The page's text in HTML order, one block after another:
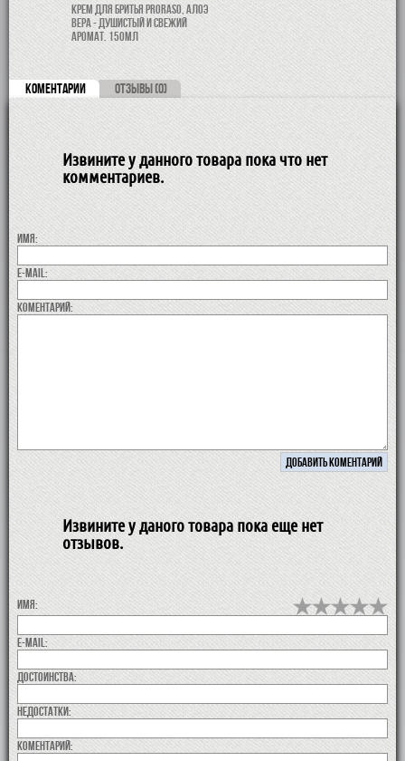
Крем для бритья Proraso, Алоэ
Вера - душистый и свежий
аромат. 150мл
КОМЕНТАРИИ ОТЗЫВЫ (0)
Извините у данного товара пока что нет
комментариев.
Имя:
E-MAIL:
коментарий:
Извините у даного товара пока еще нет
отзывов.
Имя:
E-MAIL:
Достоинства:
недостатки:
коментарий: